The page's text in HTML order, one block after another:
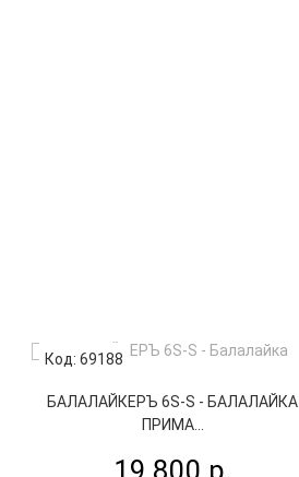
Код: 69188
БАЛАЛАЙКЕРЪ 6S-S - БАЛАЛАЙКА
ПРИМА...
19 800 р.